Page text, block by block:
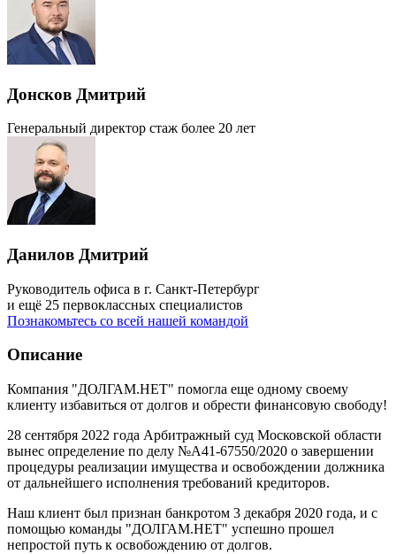
Донсков Дмитрий
Генеральный директор стаж более 20 лет
Данилов Дмитрий
Руководитель офиса в г. Санкт-Петербург
и ещё 25 первоклассных специалистов
Познакомьтесь со всей нашей командой
Описание
Компания "ДОЛГАМ.НЕТ" помогла еще одному своему
клиенту избавиться от долгов и обрести финансовую свободу!
28 сентября 2022 года Арбитражный суд Московской области
вынес определение по делу №А41-67550/2020 о завершении
процедуры реализации имущества и освобождении должника
от дальнейшего исполнения требований кредиторов.
Наш клиент был признан банкротом 3 декабря 2020 года, и с
помощью команды "ДОЛГАМ.НЕТ" успешно прошел
непростой путь к освобождению от долгов.